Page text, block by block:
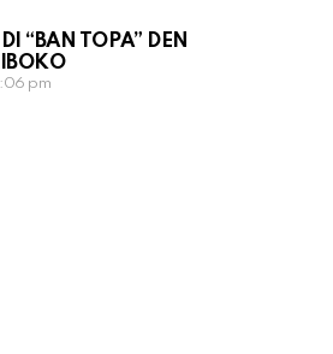
“BAN TOPA” DEN
pm